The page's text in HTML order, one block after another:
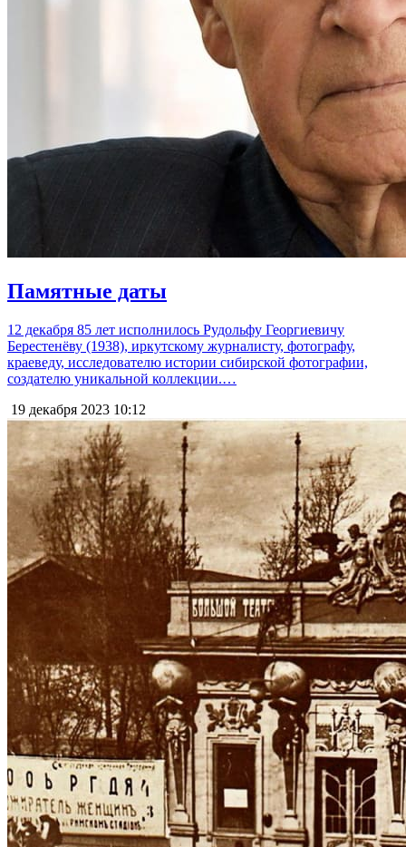
Памятные даты
12 декабря 85 лет исполнилось Рудольфу Георгиевичу
Берестенёву (1938), иркутскому журналисту, фотографу,
краеведу, исследователю истории сибирской фотографии,
создателю уникальной коллекции.​…
19 декабря 2023 10:12